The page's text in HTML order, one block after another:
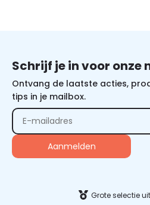
Schrijf je in voor onze
Ontvang de laatste acties,
tips in je mailbox.
Grote selectie